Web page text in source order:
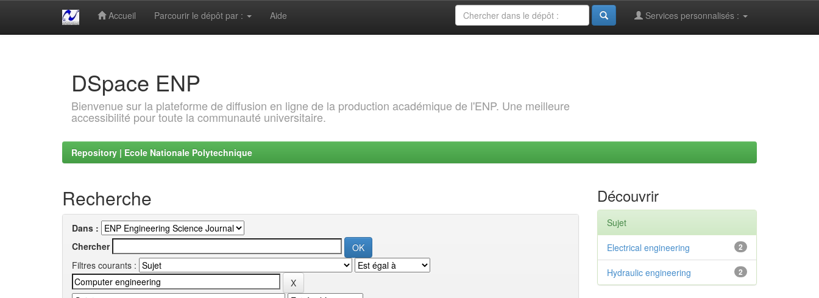
Accueil Parcourir le dépôt par : Aide Services personnalisés :
DSpace ENP
Bienvenue sur la plateforme de diffusion en ligne de la production académique de l'ENP. Une meilleure
accessibilité pour toute la communauté universitaire.
Repository | Ecole Nationale Polytechnique
Recherche
Dans :
Chercher
Filtres courants :
Découvrir
Sujet
2
Electrical engineering
2
Hydraulic engineering